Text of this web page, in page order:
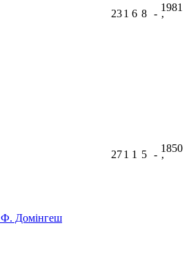
231 6 8 -
1981
ʼ
Ф. Домінгеш
271 1 5 -
1850
ʼ